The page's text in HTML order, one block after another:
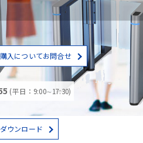
入についてお問合せ
(平日：9:00∼17:30)
ウンロード